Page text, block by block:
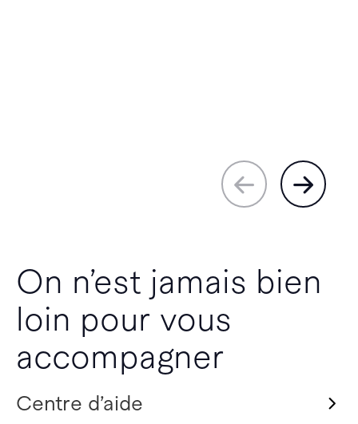
On n’est jamais bien
loin pour vous
accompagner
Centre d’aide